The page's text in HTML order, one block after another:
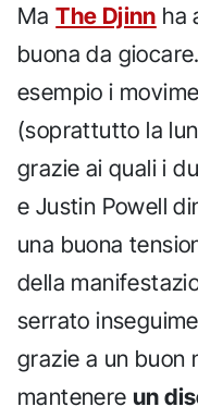
MaThe Djinn ha
buona da
esempio i
(soprattutto la
grazie ai quali i
e Justin Powell
una buona
della
serrato
grazie a un buon
mantenere un